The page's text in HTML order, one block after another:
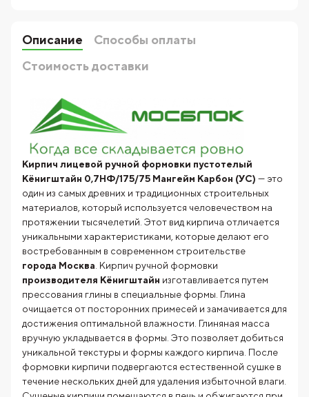
Описание
Способы оплаты
Стоимость доставки
Кирпич лицевой ручной формовки пустотелый
Кёнигштайн 0,7НФ/175/75 Мангейм Карбон (УС) — это
один из самых древних и традиционных строительных
материалов, который используется человечеством на
протяжении тысячелетий. Этот вид кирпича отличается
уникальными характеристиками, которые делают его
востребованным в современном строительстве
города Москва. Кирпич ручной формовки
производителя Кёнигштайн изготавливается путем
прессования глины в специальные формы. Глина
очищается от посторонних примесей и замачивается для
достижения оптимальной влажности. Глиняная масса
вручную укладывается в формы. Это позволяет добиться
уникальной текстуры и формы каждого кирпича. После
формовки кирпичи подвергаются естественной сушке в
течение нескольких дней для удаления избыточной влаги.